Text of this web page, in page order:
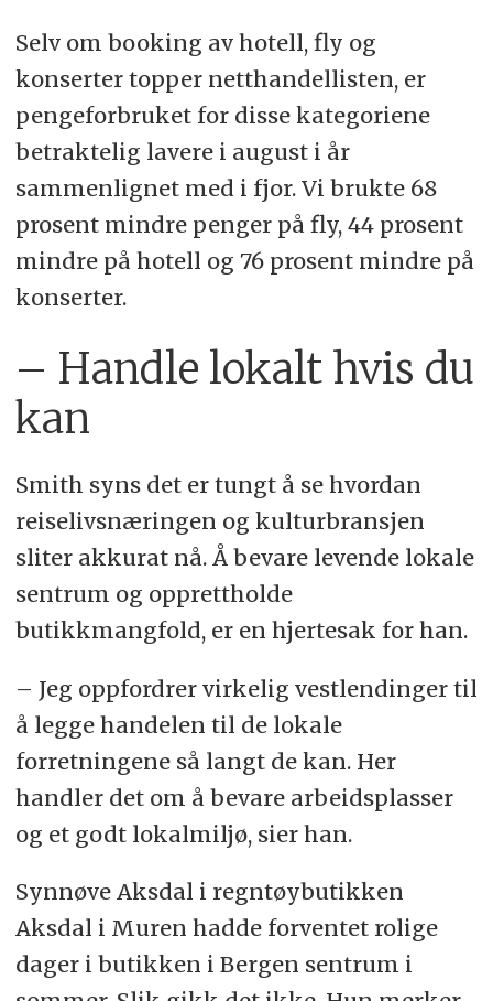
Selv om booking av hotell, fly og
konserter topper netthandellisten, er
pengeforbruket for disse kategoriene
betraktelig lavere i august i år
sammenlignet med i fjor. Vi brukte 68
prosent mindre penger på fly, 44 prosent
mindre på hotell og 76 prosent mindre på
konserter.
– Handle lokalt hvis du
kan
Smith syns det er tungt å se hvordan
reiselivsnæringen og kulturbransjen
sliter akkurat nå. Å bevare levende lokale
sentrum og opprettholde
butikkmangfold, er en hjertesak for han.
– Jeg oppfordrer virkelig vestlendinger til
å legge handelen til de lokale
forretningene så langt de kan. Her
handler det om å bevare arbeidsplasser
og et godt lokalmiljø, sier han.
Synnøve Aksdal i regntøybutikken
Aksdal i Muren hadde forventet rolige
dager i butikken i Bergen sentrum i